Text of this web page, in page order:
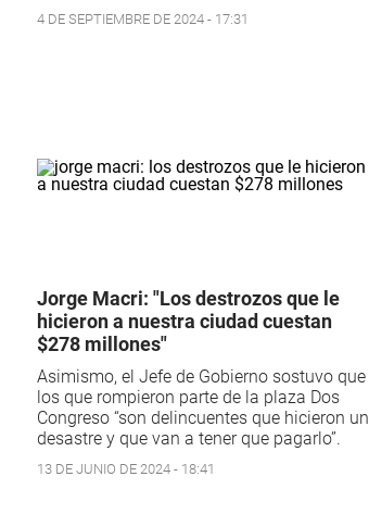
4 DE SEPTIEMBRE DE 2024 - 17:31
Jorge Macri: "Los destrozos que le
hicieron a nuestra ciudad cuestan
$278 millones"
Asimismo, el Jefe de Gobierno sostuvo que
los que rompieron parte de la plaza Dos
Congreso “son delincuentes que hicieron un
desastre y que van a tener que pagarlo”.
13 DE JUNIO DE 2024 - 18:41